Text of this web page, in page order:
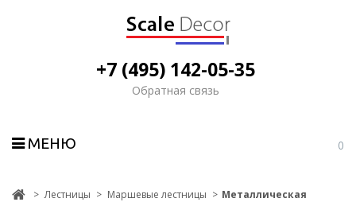
0
+7 (495) 142-05-35
Обратная связь
МЕНЮ
> Лестницы > Маршевые лестницы > Металлическая